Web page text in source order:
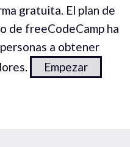
gratuita. El plan de
de freeCodeCamp ha
a obtener
Empezar